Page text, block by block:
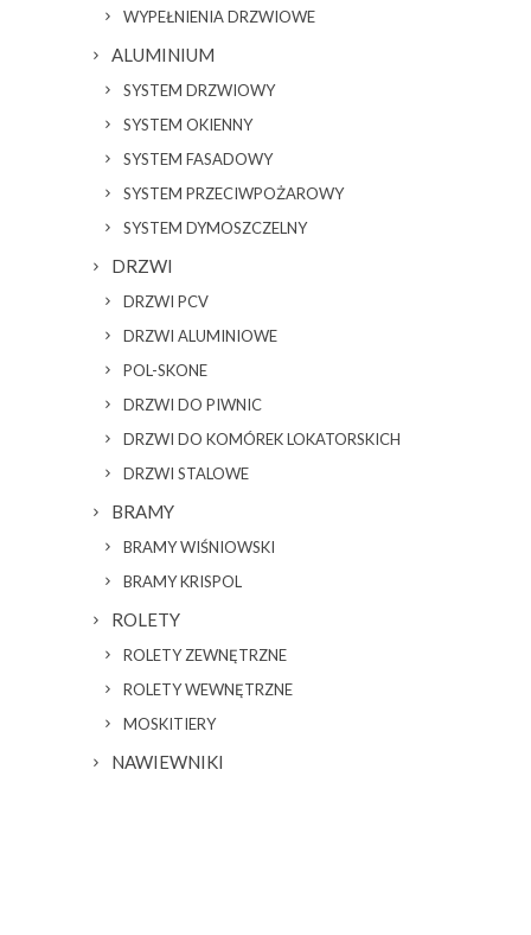
WYPEŁNIENIA DRZWIOWE
ALUMINIUM
SYSTEM DRZWIOWY
SYSTEM OKIENNY
SYSTEM FASADOWY
SYSTEM PRZECIWPOŻAROWY
SYSTEM DYMOSZCZELNY
DRZWI
DRZWI PCV
DRZWI ALUMINIOWE
POL-SKONE
DRZWI DO PIWNIC
DRZWI DO KOMÓREK LOKATORSKICH
DRZWI STALOWE
BRAMY
BRAMY WIŚNIOWSKI
BRAMY KRISPOL
ROLETY
ROLETY ZEWNĘTRZNE
ROLETY WEWNĘTRZNE
MOSKITIERY
NAWIEWNIKI